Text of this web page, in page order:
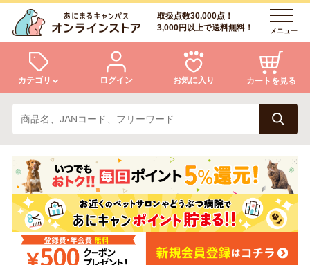
取扱点数30,000点！
3,000円以上で送料無料！
メニュー
カテゴリ
犬 猫
小動物・鳥 アクア・爬虫類・昆虫
ドッグフード キャットフード
ログイン お気に入り カートを見る
ログイン
会員登録
あにまるキャンパスについて
アフターサービス